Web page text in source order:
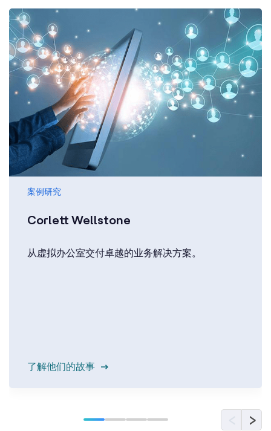
案例研究
Corlett Wellstone
从虚拟办公室交付卓越的业务解决方案。
了解他们的故事
›